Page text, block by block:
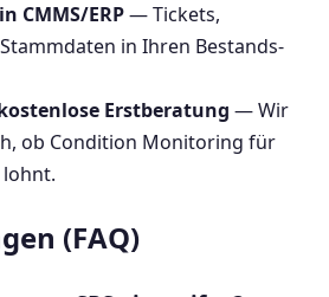
CMMS/ERP— Tickets,
in Ihren Bestands-
Erstberatung — Wir
ob Condition Monitoring für
(FAQ)